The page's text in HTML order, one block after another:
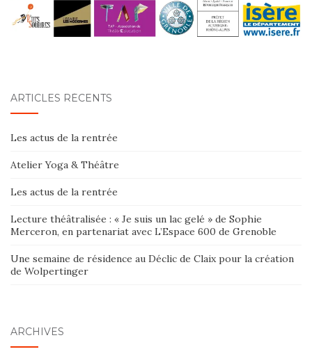
ARTICLES RÉCENTS
Les actus de la rentrée
Atelier Yoga & Théâtre
Les actus de la rentrée
Lecture théâtralisée : « Je suis un lac gelé » de Sophie
Merceron, en partenariat avec L’Espace 600 de Grenoble
Une semaine de résidence au Déclic de Claix pour la création
de Wolpertinger
ARCHIVES